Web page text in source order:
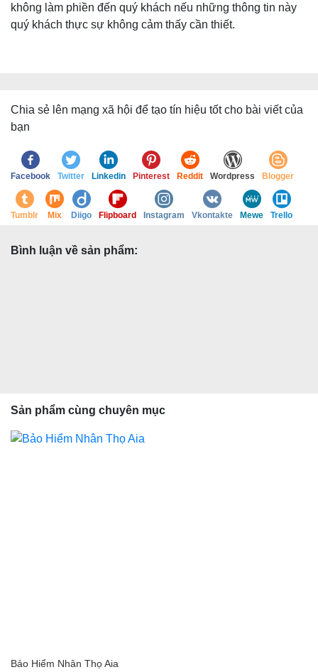
không làm phiền đến quý khách nếu những thông tin này
quý khách thực sự không cảm thấy cần thiết.
Chia sẻ lên mạng xã hội để tạo tín hiệu tốt cho bài viết của
bạn
Facebook Twitter Linkedin Pinterest Reddit Wordpress Blogger
Tumblr Mix Diigo Flipboard Instagram Vkontakte Mewe Trello
Bình luận về sản phẩm:
Sản phẩm cùng chuyên mục
Bảo Hiểm Nhân Thọ Aia